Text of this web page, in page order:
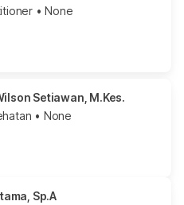
• None
Setiawan, M.Kes.
• None
Sp.A